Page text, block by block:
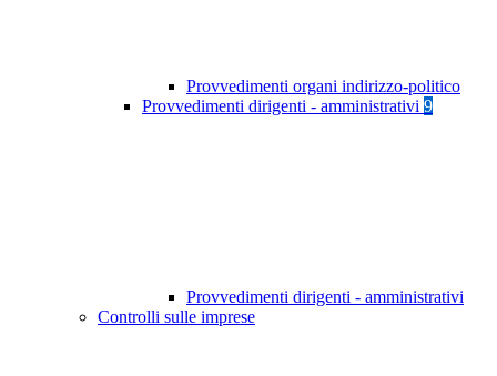
Provvedimenti organi indirizzo-politico
Provvedimenti dirigenti - amministrativi 9
Provvedimenti dirigenti - amministrativi
Controlli sulle imprese